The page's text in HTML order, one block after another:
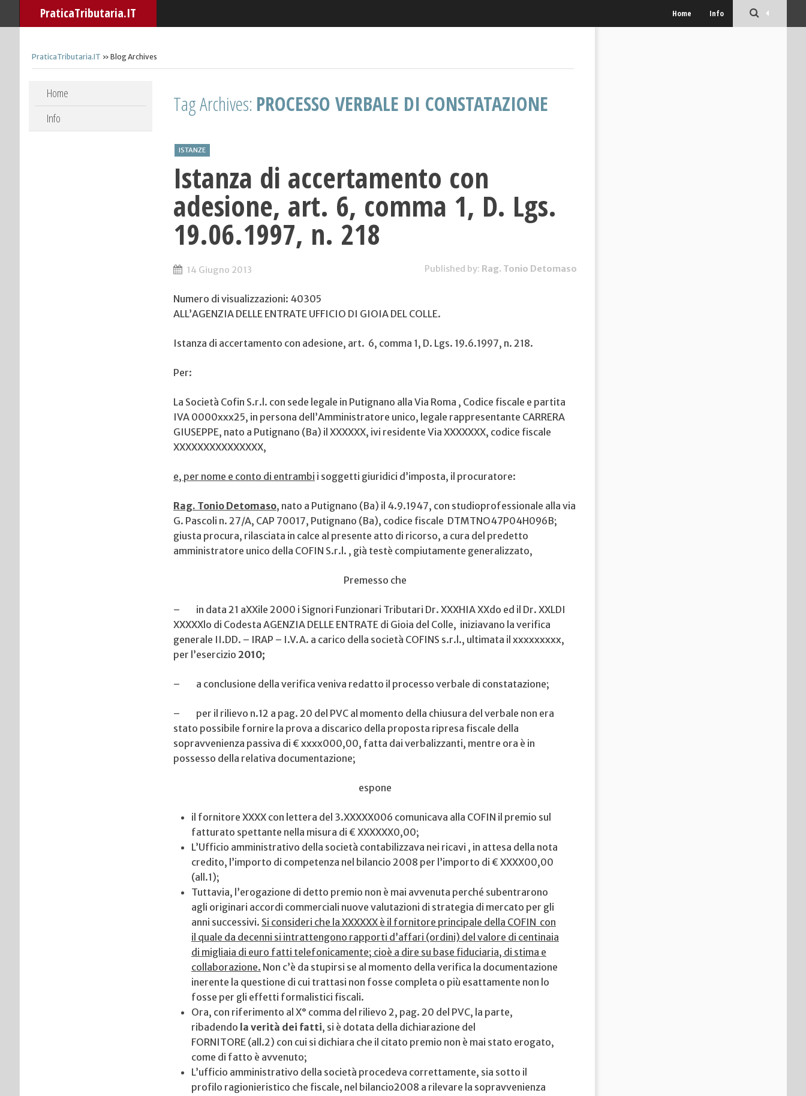
PraticaTributaria.IT Home Info
PraticaTributaria.IT » Blog Archives
Skip to content
Home
Info
Tag Archives: PROCESSO VERBALE DI CONSTATAZIONE
ISTANZE
Istanza di accertamento con
adesione, art. 6, comma 1, D. Lgs.
19.06.1997, n. 218
14 Giugno 2013 Published by: Rag. Tonio Detomaso
Numero di visualizzazioni: 40305
ALL’AGENZIA DELLE ENTRATE UFFICIO DI GIOIA DEL COLLE.
Istanza di accertamento con adesione, art. 6, comma 1, D. Lgs. 19.6.1997, n. 218.
Per:
La Società Cofin S.r.l. con sede legale in Putignano alla Via Roma , Codice fiscale e partita
IVA 0000xxx25, in persona dell’Amministratore unico, legale rappresentante CARRERA
GIUSEPPE, nato a Putignano (Ba) il XXXXXX, ivi residente Via XXXXXXX, codice fiscale
XXXXXXXXXXXXXXX,
e, per nome e conto di entrambi i soggetti giuridici d’imposta, il procuratore:
Rag. Tonio Detomaso, nato a Putignano (Ba) il 4.9.1947, con studioprofessionale alla via
G. Pascoli n. 27/A, CAP 70017, Putignano (Ba), codice fiscale DTMTNO47P04H096B;
giusta procura, rilasciata in calce al presente atto di ricorso, a cura del predetto
amministratore unico della COFIN S.r.l. , già testè compiutamente generalizzato,
Premesso che
– in data 21 aXXile 2000 i Signori Funzionari Tributari Dr. XXXHIA XXdo ed il Dr. XXLDI
XXXXXlo di Codesta AGENZIA DELLE ENTRATE di Gioia del Colle, iniziavano la verifica
generale II.DD. – IRAP – I.V.A. a carico della società COFINS s.r.l., ultimata il xxxxxxxxx,
per l’esercizio 2010;
– a conclusione della verifica veniva redatto il processo verbale di constatazione;
– per il rilievo n.12 a pag. 20 del PVC al momento della chiusura del verbale non era
stato possibile fornire la prova a discarico della proposta ripresa fiscale della
sopravvenienza passiva di € xxxx000,00, fatta dai verbalizzanti, mentre ora è in
possesso della relativa documentazione;
espone
il fornitore XXXX con lettera del 3.XXXXX006 comunicava alla COFIN il premio sul
fatturato spettante nella misura di € XXXXXX0,00;
L’Ufficio amministrativo della società contabilizzava nei ricavi , in attesa della nota
credito, l’importo di competenza nel bilancio 2008 per l’importo di € XXXX00,00
(all.1);
Tuttavia, l’erogazione di detto premio non è mai avvenuta perché subentrarono
agli originari accordi commerciali nuove valutazioni di strategia di mercato per gli
anni successivi. Si consideri che la XXXXXX è il fornitore principale della COFIN con
il quale da decenni si intrattengono rapporti d’affari (ordini) del valore di centinaia
di migliaia di euro fatti telefonicamente; cioè a dire su base fiduciaria, di stima e
collaborazione. Non c’è da stupirsi se al momento della verifica la documentazione
inerente la questione di cui trattasi non fosse completa o più esattamente non lo
fosse per gli effetti formalistici fiscali.
Ora, con riferimento al X° comma del rilievo 2, pag. 20 del PVC, la parte,
ribadendo la verità dei fatti, si è dotata della dichiarazione del
FORNITORE (all.2) con cui si dichiara che il citato premio non è mai stato erogato,
come di fatto è avvenuto;
L’ufficio amministrativo della società procedeva correttamente, sia sotto il
profilo ragionieristico che fiscale, nel bilancio2008 a rilevare la sopravvenienza